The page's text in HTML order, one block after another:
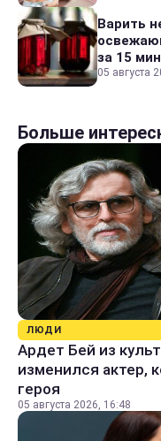
Варить
за 15
05 августа
Больше
ЛЮДИ
Ардет Бей из
изменился актер,
героя
05 августа 2026, 16:48